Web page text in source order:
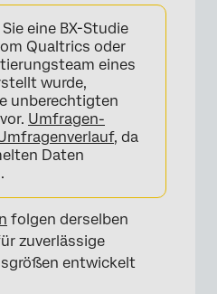
eine BX-Studie
Qualtrics oder
eines
wurde,
unberechtigten
Umfragen-
, da
Daten
folgen derselben
zuverlässige
entwickelt